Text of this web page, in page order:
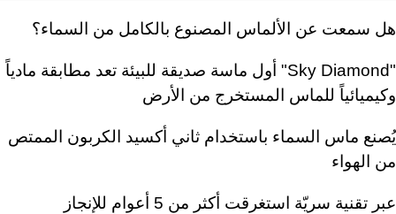
هل سمعت عن الألماس المصنوع بالكامل من السماء؟
"Sky Diamond" أول ماسة صديقة للبيئة تعد مطابقة مادياً
وكيميائياً للماس المستخرج من الأرض
يُصنع ماس السماء باستخدام ثاني أكسيد الكربون الممتص
من الهواء
عبر تقنية سريّة استغرقت أكثر من 5 أعوامٍ للإنجاز